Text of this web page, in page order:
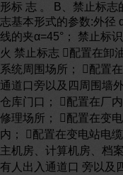
形标 志 。 B、禁止标
志基本形式的参数:外径
线的夹α=45°； 禁止标
火 禁止标志 配置在卸
系统周围场所； 配置
通道口旁以及四周围墙
仓库门口； 配置在厂
修理场所； 配置在变
内； 配置在变电站电
主机房、计算机房、档
有人出入通道口 旁以及